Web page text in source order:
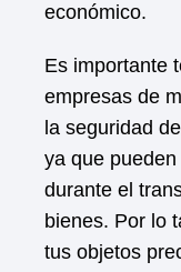
económico.
Es importante
empresas de
la seguridad
ya que
durante el
bienes. Por lo
tus objetos